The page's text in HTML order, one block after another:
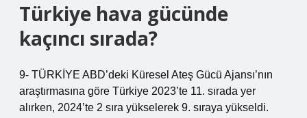
Türkiye hava gücünde
kaçıncı sırada?
9- TÜRKİYE ABD’deki Küresel Ateş Gücü Ajansı’nın
araştırmasına göre Türkiye 2023’te 11. sırada yer
alırken, 2024’te 2 sıra yükselerek 9. sıraya yükseldi.